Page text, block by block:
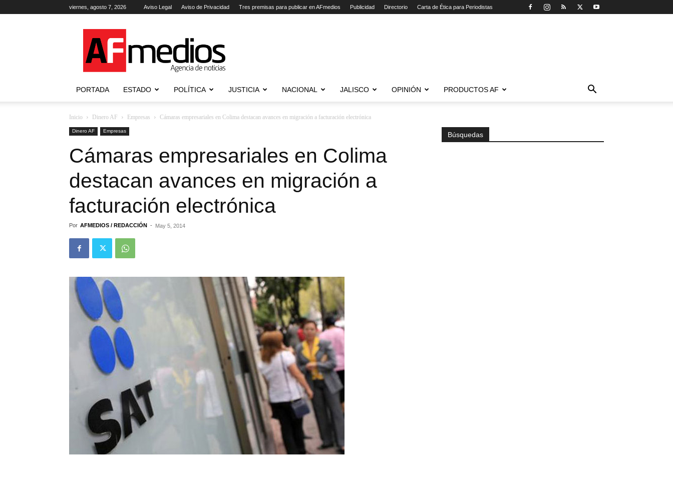
viernes, agosto 7, 2026 Aviso Legal Aviso de Privacidad Tres premisas para publicar en AFmedios Publicidad Directorio Carta de Ética para Periodistas
Agencia
de
Noticias
PORTADA ESTADO POLÍTICA JUSTICIA NACIONAL JALISCO OPINIÓN PRODUCTOS AF
Inicio Dinero AF Empresas Cámaras empresariales en Colima destacan avances en migración a facturación electrónica
Dinero AF Empresas
Cámaras empresariales en Colima
destacan avances en migración a
facturación electrónica
Por AFMEDIOS / REDACCIÓN - May 5, 2014
Búsquedas